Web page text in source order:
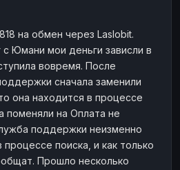
на обмен через Laslobit.
Юмани мои деньги зависли в
вовремя. После
сначала заменили
она находится в процессе
поменяли на Оплата не
поддержки неизменно
процессе поиска, и как только
Прошло несколько